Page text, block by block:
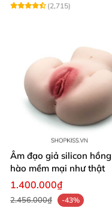
(2,715)
Âm đạo giả silicon hồng
hào mềm mại như thật
1.400.000₫
2.456.000₫
-43%